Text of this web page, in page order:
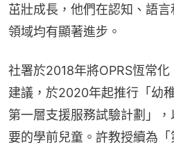
茁壯成長，他們在認知、語
領域均有顯著進步。
社署於2018年將OPRS恆常
建議，於2020年起推行「幼
第一層支援服務試驗計劃」
要的學前兒童。許教授續為